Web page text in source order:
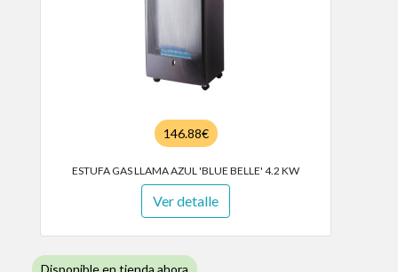
146.88€
ESTUFA GAS LLAMA AZUL 'BLUE BELLE' 4.2 KW
Ver detalle
Disponible en tienda ahora